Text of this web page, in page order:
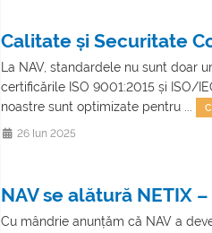
Calitate și Securitate
La NAV, standardele nu sunt
certificările ISO 9001:2015 și
noastre sunt optimizate pentru ...
26 Iun 2025
NAV se alătură NETIX
Cu mândrie anunțăm că NAV a